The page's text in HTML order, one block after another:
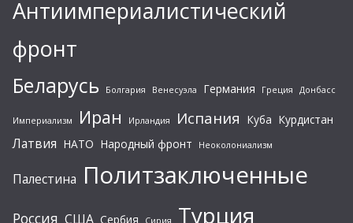
Антиимпериалистический
фронт
Беларусь Болгария Венесуэла Германия Греция Донбасс
Империализм Иран Ирландия Испания Куба Курдистан
Латвия НАТО Народный фронт Неоколониализм
Палестина Политзаключенные
Россия США Сербия Сирия Турция